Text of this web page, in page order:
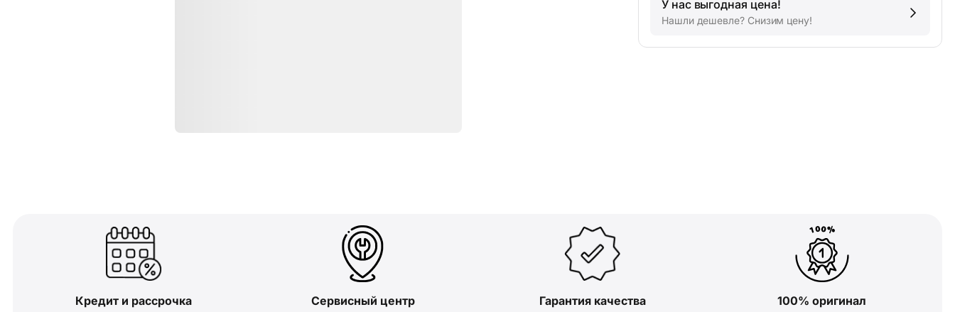
У нас выгодная цена!
Нашли дешевле? Снизим цену!
Кредит и рассрочка Сервисный центр Гарантия качества 100% оригинал